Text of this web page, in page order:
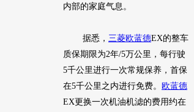
内部的家庭气息。
据悉， 三菱欧蓝德EX的整车
质保期限为2年/5万公里，每行驶
5千公里进行一次常规保养，首保
在5千公里之内进行免费。 欧蓝德
EX更换一次机油机滤的费用约在